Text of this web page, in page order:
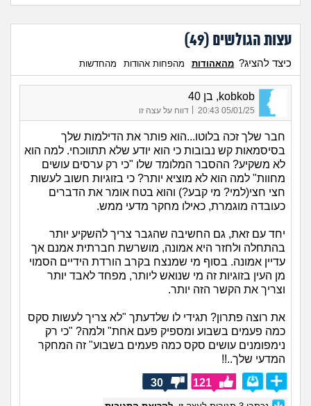
עצות הגולשים (49
)
כיצד להציג? מהאהודות מהפחות אהודות מהחדשות
kobkob, בן 40
05/01/25 20:43 דווח על עצה זו
חבר שלך זכה בלוטו...הוא פותר את הדילמות שלך
בסיסמאות קש נבובות כי הוא יודע שלא תתווכחי. למה הוא
לא משקיע? ההסבר המלומד שלו "כי רק ערסים עושים
מחוות" למה הוא לא מוציא יותר? כי בזוגיות חשוב לעשות
חצי חצי(למי? מי קבע?) והוא בטח אומר את הדברים
כעובדה מוגמרת, כאילו מחקר מדעי ממש.
יחד עם זאת, גם החשיבה שהגבר צריך להשקיע יותר
בהתחלה ולחזר היא אמונה, מושרשת חברתית אמנם אך
עדיין אמונה. בסוף מי שמנצח בקרב הורדת הידיים הסמוי
מן העין בזוגיות זה מי שנואש ליותר, מפחד לאבד יותר
וצריך את הקשר הזה יותר.
את רוצה פתרון? תגידי לו שלדעתך "לא צריך לעשות סקס
כמה פעמים בשבוע ומספיק פעם אחת" ולמה? "כי רק
נימפומנים עושים סקס כמה פעמים בשבוע" זה המחקר
המדעי שלך..!!
121
30